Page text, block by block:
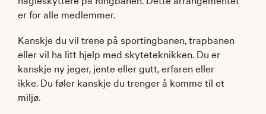
er for alle medlemmer.
Kanskje du vil trene på sportingbanen, trapbanen
eller vil ha litt hjelp med skyteteknikken. Du er
kanskje ny jeger, jente eller gutt, erfaren eller
ikke. Du føler kanskje du trenger å komme til et
miljø.